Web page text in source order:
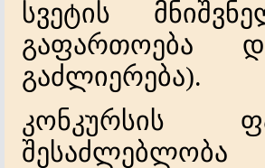
სვეტის
გაფართოება
გაძლიერება).
კონკურსის
შესაძლებლობა